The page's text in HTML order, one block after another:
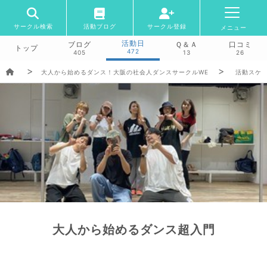
サークル検索 活動ブログ サークル登録 メニュー
トップ ブログ
405
活動日
472
Ｑ＆Ａ
13
口コミ
26
大人から始めるダンス！大阪の社会人ダンスサークルWE 活動スケ
大人から始めるダンス超入門